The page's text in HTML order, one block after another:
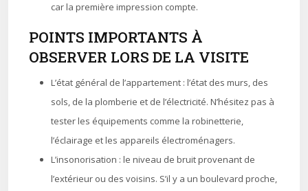
car la première impression compte.
POINTS IMPORTANTS À
OBSERVER LORS DE LA VISITE
L’état général de l’appartement : l’état des murs, des
sols, de la plomberie et de l’électricité. N’hésitez pas à
tester les équipements comme la robinetterie,
l’éclairage et les appareils électroménagers.
L’insonorisation : le niveau de bruit provenant de
l’extérieur ou des voisins. S’il y a un boulevard proche,